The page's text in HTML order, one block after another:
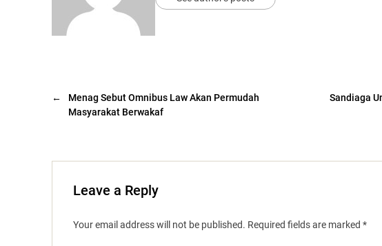
←
Menag Sebut Omnibus Law Akan Permudah
Masyarakat Berwakaf
Sandiaga
Leave a Reply
Your email address will not be published. Required fields are marked *